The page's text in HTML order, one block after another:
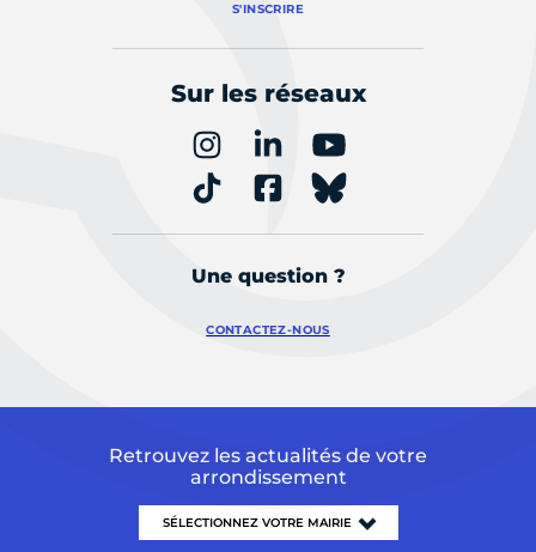
S'INSCRIRE
Sur les réseaux
Une question ?
CONTACTEZ-NOUS
Retrouvez les actualités de votre
arrondissement